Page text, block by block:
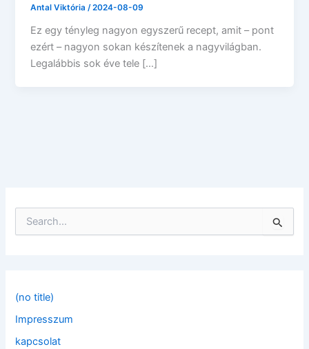
Antal Viktória/2024-08-09
Ez egy tényleg nagyon egyszerű recept, amit – pont
ezért – nagyon sokan készítenek a nagyvilágban.
Legalábbis sok éve tele […]
f
r
:
(no title)
Impresszum
kapcsolat